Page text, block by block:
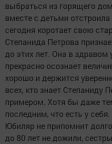
выбраться из горящего
вместе с детьми
сегодня коротает свою
Степанида Петрова
до этих лет. Она в здравом
прекрасно осознает
хорошо и держится
всех, кто знает Степаниду
примером. Хотя бы даже
последним, что есть у себя.
Юбиляр не припомнит
до 80 лет не дожили,